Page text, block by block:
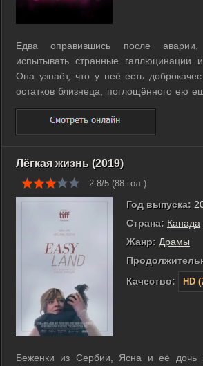
Едва оправившись после
испытывать странные
Она узнаёт, что у неё есть
остатков близнеца, поглощённого ею
Самочувствие девушки начинает
близнец всё больше вмешивается в
Хелен. ...
Лёгкая жизнь (2019)
2.8/5 (88 гол.)
Год выпуска:
Страна: Канада
Жанр: Драмы
Качество:
HD
Беженки из Сербии, Ясна и её дочь